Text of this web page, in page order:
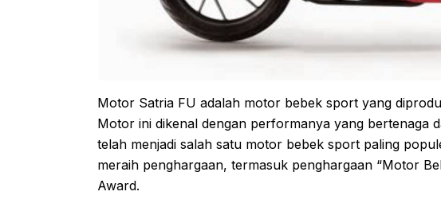
Motor Satria FU adalah motor bebek sport yang
Motor ini dikenal dengan performanya yang bertenaga
telah menjadi salah satu motor bebek sport paling
meraih penghargaan, termasuk penghargaan “Motor
Award.